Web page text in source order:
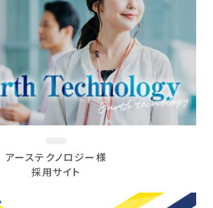
アーステクノロジー様
採用サイト